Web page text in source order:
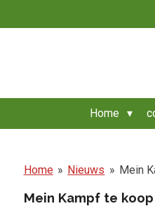
direct
Home
Home » Nieuws » Mein
Mein Kampf te